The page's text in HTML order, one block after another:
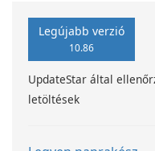
Legújabb verzió
10.86
UpdateStar által
letöltések